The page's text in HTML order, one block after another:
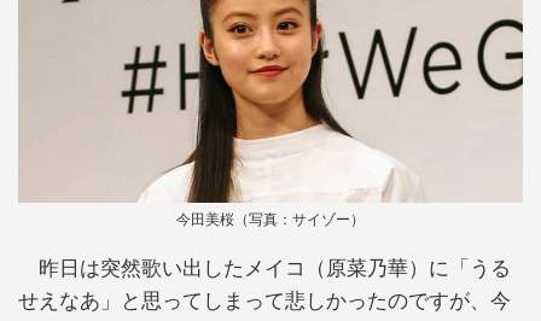
今田美桜（写真：サイゾー）
昨日は突然歌い出したメイコ（原菜乃華）に「うる
せえなあ」と思ってしまって悲しかったのですが、今